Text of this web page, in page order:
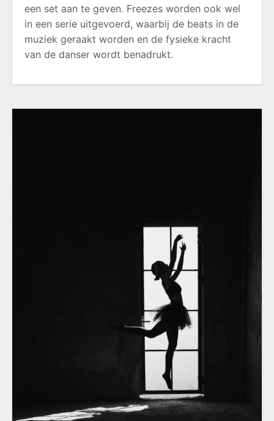
een set aan te geven. Freezes worden ook wel
in een serie uitgevoerd, waarbij de beats in de
muziek geraakt worden en de fysieke kracht
van de danser wordt benadrukt.